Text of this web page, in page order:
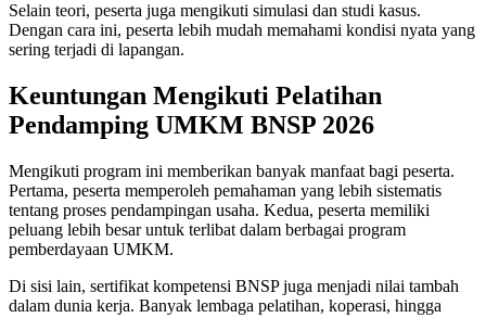
Selain teori, peserta juga mengikuti simulasi dan studi kasus.
Dengan cara ini, peserta lebih mudah memahami kondisi nyata yang
sering terjadi di lapangan.
Keuntungan Mengikuti Pelatihan
Pendamping UMKM BNSP 2026
Mengikuti program ini memberikan banyak manfaat bagi peserta.
Pertama, peserta memperoleh pemahaman yang lebih sistematis
tentang proses pendampingan usaha. Kedua, peserta memiliki
peluang lebih besar untuk terlibat dalam berbagai program
pemberdayaan UMKM.
Di sisi lain, sertifikat kompetensi BNSP juga menjadi nilai tambah
dalam dunia kerja. Banyak lembaga pelatihan, koperasi, hingga